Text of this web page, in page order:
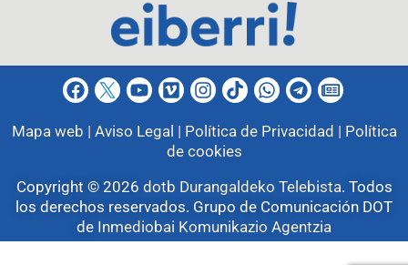
Mapa web | Aviso Legal | Política de Privacidad | Política
de cookies
Copyright © 2026 dotb Durangaldeko Telebista. Todos
los derechos reservados. Grupo de Comunicación DOT
de Inmediobai Komunikazio Agentzia